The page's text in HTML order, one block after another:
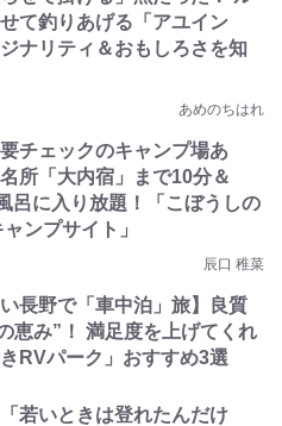
て釣りあげる「アユイン
ナリティ＆おもしろさを知
あめのちはれ
要チェックのキャンプ場あ
所「大内宿」まで10分＆
呂に入り放題！「こぼうしの
ンプサイト」
辰口 稚菜
い長野で「車中泊」旅】良質
恵み”！ 満足度を上げてくれ
RVパーク」おすすめ3選
「若いときは登れたんだけ